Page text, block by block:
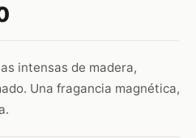
intensas de madera,
Una fragancia magnética,